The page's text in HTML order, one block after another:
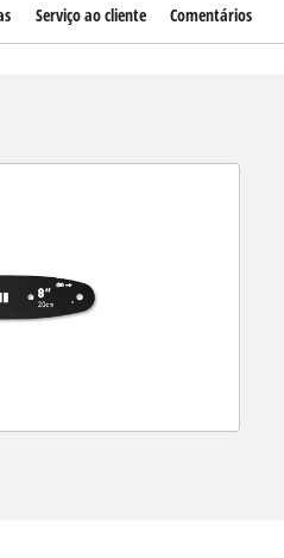
Serviço ao cliente Comentários